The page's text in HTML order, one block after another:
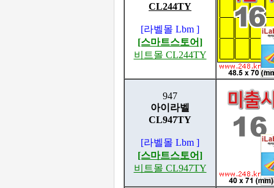
CL244TY
[라벨몰 Lbm ]
[스마트스토어]
비트몰 CL244TY
947
아이라벨
CL947TY
[라벨몰 Lbm ]
[스마트스토어]
비트몰 CL947TY